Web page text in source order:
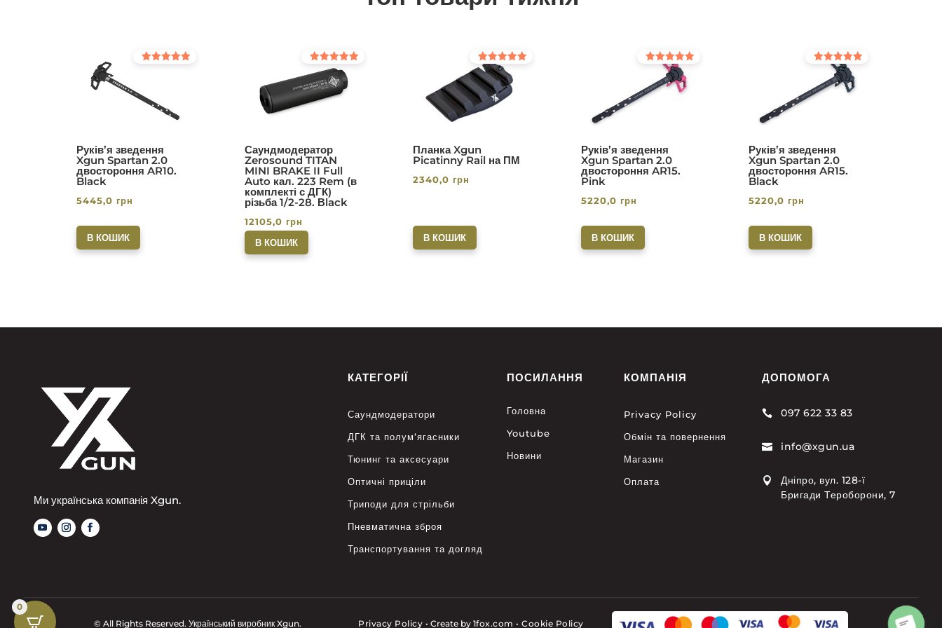
Руків’я зведення
Xgun Spartan 2.0
двостороння AR10.
Black
5445,0 грн
В КОШИК
Саундмодератор
Zerosound TITAN
MINI BRAKE II Full
Auto кал. 223 Rem (в
комплекті с ДГК)
різьба 1/2-28. Вlack
Оцінено в
5.00
з 5
12105,0 грн
В КОШИК
Планка Xgun
Picatinny Rail на ПМ
Оцінено в
5.00
з 5
2340,0 грн
В КОШИК
Руків’я зведення
Xgun Spartan 2.0
двостороння AR15.
Pink
Оцінено в
з 5
5220,0 грн
В КОШИК
Руків’я зведення
Xgun Spartan 2.0
двостороння AR15.
Black
Оцінено в
з 5
5220,0 грн
В КОШИК
Ми українська компанія Xgun.
КАТЕГОРІЇ
Саундмодератори
ДГК та полум’ягасники
Тюнинг та аксесуари
Оптичні приціли
Триподи для стрільби
Пневматична зброя
Транспортування та догляд
ПОСИЛАННЯ
Головна
Youtube
Новини
КОМПАНІЯ
Privacy Policy
Обмін та повернення
Магазин
Оплата
ДОПОМОГА
 097 622 33 83
 info@xgun.ua

Дніпро, вул. 128-ї
Бригади Тероборони, 7
© All Rights Reserved. Український виробник Xgun. Privacy Policy • Create by 1fox.com•Cookie Policy
0